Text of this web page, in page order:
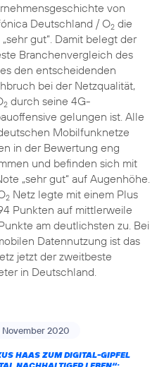
von
Deutschland / O2die
gut“. Damit belegt der
Branchenvergleich des
den entscheidenden
bei der Netzqualität,
2durch seine 4G-
gelungen ist. Alle
Mobilfunknetze
in der Bewertung eng
und befinden sich mit
„sehr gut“ auf Augenhöhe.
2Netz legte mit einem Plus
Punkten auf mittlerweile
am deutlichsten zu. Bei
Datennutzung ist das
jetzt der zweitbeste
in Deutschland.
November 2020
HAAS ZUM DIGITAL-GIPFEL